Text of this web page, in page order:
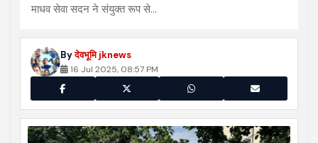
माधव सेवा सदन ने संयुक्त रूप से…
Byदेवभूमि jknews
16 Jul 2025, 08:57 PM